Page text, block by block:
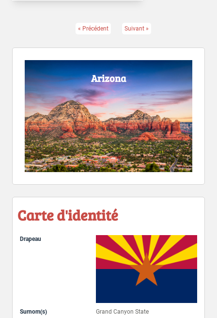
« Précédent Suivant »
Arizona
Carte d'identité
Drapeau
Surnom(s)
Grand Canyon State